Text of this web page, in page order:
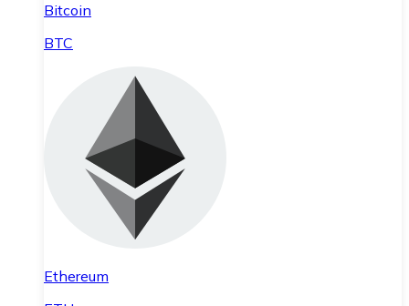
Bitcoin
BTC
Ethereum